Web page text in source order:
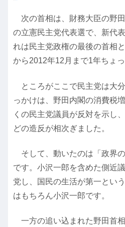
次の首相は、財務大臣の野
の立憲民主党代表選で、新代
れは民主党政権の最後の首相
から2012年12月まで1年ちょ
ところがここで民主党は大
っかけは、野田内閣の消費税
くの民主党議員が反対を示し
どの造反が相次ぎました。
そして、動いたのは「政界
です。小沢一郎を含めた側近
党し、国民の生活が第一とい
はもちろん小沢一郎です。
一方の追い込まれた野田首相